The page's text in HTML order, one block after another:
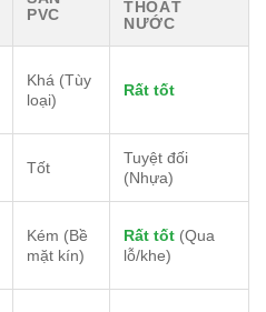
PVC
THOÁT
NƯỚC
Khá (Tùy
loại)
Rất tốt
Tốt
Tuyệt đối
(Nhựa)
Kém (Bề
mặt kín)
Rất tốt (Qua
lỗ/khe)